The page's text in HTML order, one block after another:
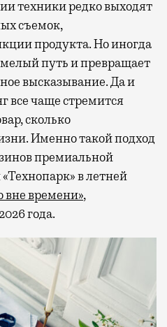
съемок,
продукта. Но иногда
путь и превращает
высказывание. Да и
все чаще стремится
сколько
Именно такой подход
премиальной
в летней
вне времени»,
года.